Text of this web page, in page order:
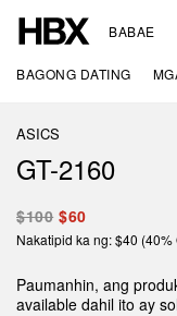
BABAE
BAGONG DATING
ASICS
GT-2160
$100 $60
Nakatipid ka ng: $40 (40%
Paumanhin, ang
available dahil ito ay